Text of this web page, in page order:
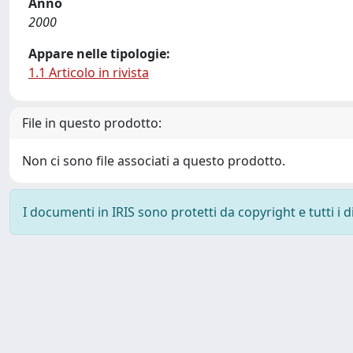
2000
Appare nelle tipologie:
1.1 Articolo in rivista
File in questo prodotto:
Non ci sono file associati a questo prodotto.
I documenti in IRIS sono protetti da copyright e tutti i